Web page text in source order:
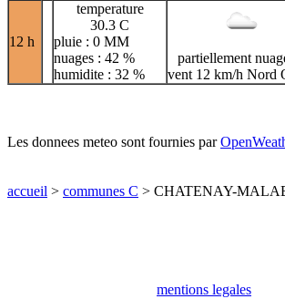
12 h
temperature
30.3 C
pluie : 0 MM
nuages : 42 %
humidite : 32 %
partiellement
vent 12 km/h Nord
Les donnees meteo sont fournies par
accueil > communes C > CHATENAY-
mentions legales